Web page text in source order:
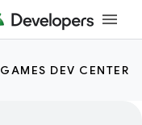
GAMES DEV CENTER